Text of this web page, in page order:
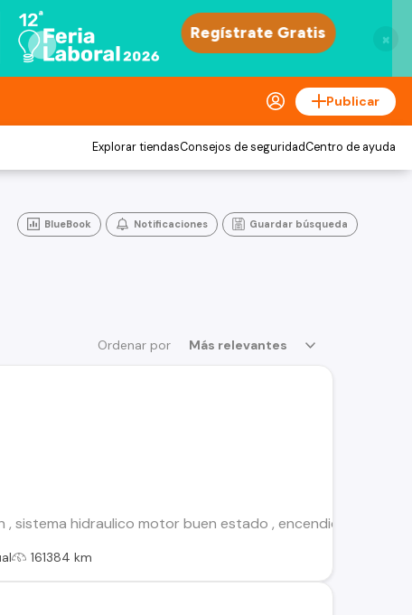
×
Publicar
Explorar tiendasConsejos de seguridadCentro de ayuda
BlueBook Notificaciones Guardar búsqueda
Ordenar por Más relevantes
sistema hidraulico motor buen estado , encendido a la llave
161384 km